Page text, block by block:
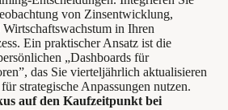
von Zinsentwicklung,
in Ihren
Ein praktischer Ansatz ist die
„Dashboards für
das Sie vierteljährlich aktualisieren
strategische Anpassungen nutzen.
auf den Kaufzeitpunkt bei